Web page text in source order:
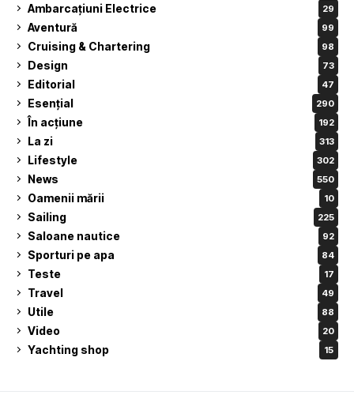
Ambarcațiuni Electrice 29
Aventură 99
Cruising & Chartering 98
Design 73
Editorial 47
Esențial 290
În acțiune 192
La zi 313
Lifestyle 302
News 550
Oamenii mării 10
Sailing 225
Saloane nautice 92
Sporturi pe apa 84
Teste 17
Travel 49
Utile 88
Video 20
Yachting shop 15